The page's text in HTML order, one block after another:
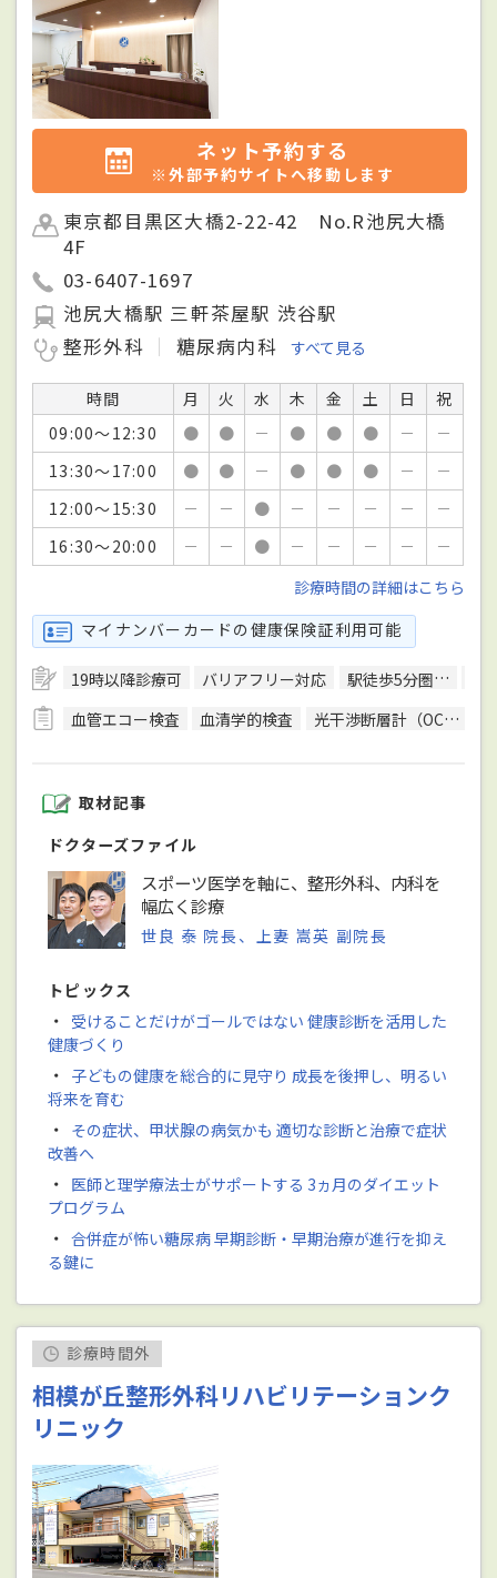
ネット予約する
※外部予約サイトへ移動します
東京都目黒区大橋2-22-42 No.R池尻大橋
4F
03-6407-1697
池尻大橋駅 三軒茶屋駅 渋谷駅
整形外科
糖尿病内科 すべて見る
時間 月 火 水 木 金 土 日
祝
09:00～12:30
● ● － ● ● ● －
－
13:30～17:00
● ● － ● ● ● －
－
12:00～15:30
－ － ● － － － －
－
16:30～20:00
－ － ● － － － －
－
診療時間の詳細はこちら
マイナンバーカードの健康保険証利用可能
19時以降診療可 バリアフリー対応 駅徒歩5分圏内
血管エコー検査
血清学的検査 光干渉断層計（OCT）検査
取材記事
ドクターズファイル
スポーツ医学を軸に、整形外科、内科を
幅広く診療
世良 泰 院長、上妻 嵩英 副院長
トピックス
・ 受けることだけがゴールではない 健康診断を活用した
健康づくり
・ 子どもの健康を総合的に見守り 成長を後押し、明るい
将来を育む
・ その症状、甲状腺の病気かも 適切な診断と治療で症状
改善へ
・ 医師と理学療法士がサポートする 3ヵ月のダイエット
プログラム
・ 合併症が怖い糖尿病 早期診断・早期治療が進行を抑え
る鍵に
診療時間外
相模が丘整形外科リハビリテーションク
リニック